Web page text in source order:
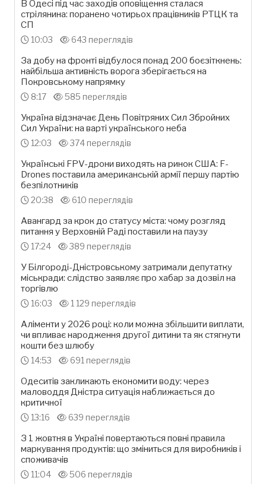
В Одесі під час заходів оповіщення сталася
стрілянина: поранено чотирьох працівників РТЦК та
СП
10:03 643 переглядів
За добу на фронті відбулося понад 200 боєзіткнень:
найбільша активність ворога зберігається на
Покровському напрямку
8:17 585 переглядів
Україна відзначає День Повітряних Сил Збройних
Сил України: на варті українського неба
12:03 374 переглядів
Українські FPV-дрони виходять на ринок США: F-
Drones поставила американській армії першу партію
безпілотників
20:38 610 переглядів
Авангард за крок до статусу міста: чому розгляд
питання у Верховній Раді поставили на паузу
17:24 389 переглядів
У Білгороді-Дністровському затримали депутатку
міськради: слідство заявляє про хабар за дозвіл на
торгівлю
16:03 1 129 переглядів
Аліменти у 2026 році: коли можна збільшити виплати,
чи впливає народження другої дитини та як стягнути
кошти без шлюбу
14:53 691 переглядів
Одеситів закликають економити воду: через
маловоддя Дністра ситуація наближається до
критичної
13:16 639 переглядів
З 1 жовтня в Україні повертаються повні правила
маркування продуктів: що зміниться для виробників і
споживачів
11:04 506 переглядів